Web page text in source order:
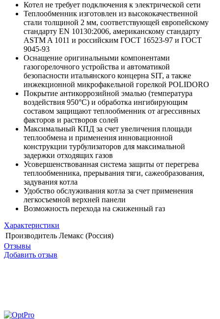
Котел не требует подключения к электрической сети
Теплообменник изготовлен из высококачественной
стали толщиной 2 мм, соответствующей европейскому
стандарту EN 10130:2006, американскому стандарту
ASTM A 1011 и российским ГОСТ 16523-97 и ГОСТ
9045-93
Оснащение оригинальными компонентами
газогорелочного устройства и автоматикой
безопасности итальянского концерна SIT, а также
инжекционной микрофакельной горелкой POLIDORO
Покрытие антикоррозийной эмалью (температура
воздействия 950°С) и обработка ингибирующим
составом защищают теплообменник от агрессивных
факторов и растворов солей
Максимальный КПД за счет увеличения площади
теплообмена и применения инновационной
конструкции турбулизаторов для максимальной
задержки отходящих газов
Усовершенствованная система защиты от перегрева
теплообменника, прерывания тяги, сажеобразования,
задувания котла
Удобство обслуживания котла за счет применения
легкосъемной верхней панели
Возможность перехода на сжиженный газ
Характеристики
Производитель Лемакс (Россия)
Отзывы
Добавить отзыв